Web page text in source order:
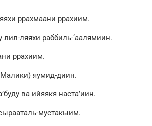
ррахмаани ррахиим.
лил-ляяхи раббиль-‘аалямиин.
ррахиим.
яумид-диин.
ва ийяякя наста’иин.
мустакыим.